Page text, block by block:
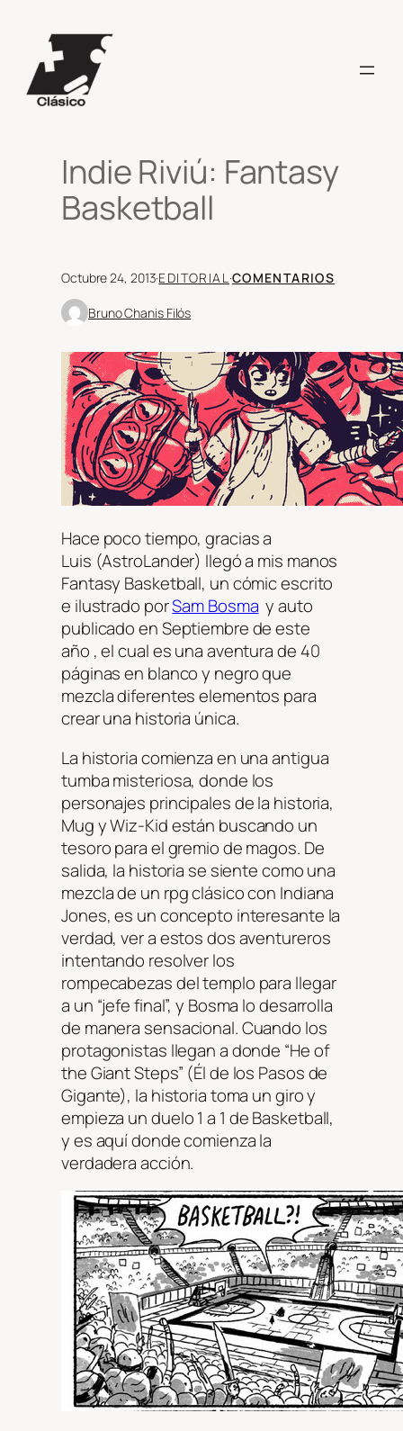
contenido
Indie Riviú: Fantasy
Basketball
Octubre 24, 2013·EDITORIAL·COMENTARIOS
Bruno Chanis Filós
Hace poco tiempo, gracias a
Luis (AstroLander) llegó a mis manos
Fantasy Basketball, un cómic escrito
e ilustrado porSam Bosma y auto
publicado en Septiembre de este
año , el cual es una aventura de 40
páginas en blanco y negro que
mezcla diferentes elementos para
crear una historia única.
La historia comienza en una antigua
tumba misteriosa, donde los
personajes principales de la historia,
Mug y Wiz-Kid están buscando un
tesoro para el gremio de magos. De
salida, la historia se siente como una
mezcla de un rpg clásico con Indiana
Jones, es un concepto interesante la
verdad, ver a estos dos aventureros
intentando resolver los
rompecabezas del templo para llegar
a un “jefe final”, y Bosma lo desarrolla
de manera sensacional. Cuando los
protagonistas llegan a donde “He of
the Giant Steps” (Él de los Pasos de
Gigante), la historia toma un giro y
empieza un duelo 1 a 1 de Basketball,
y es aquí donde comienza la
verdadera acción.